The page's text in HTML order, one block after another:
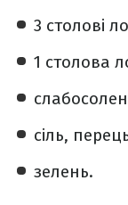
3 столові
1 столова
сіль,
зелень.